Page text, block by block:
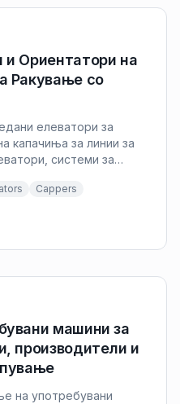
и Ориентатори на
Ракување со
елеватори за
капачиња за линии за
системи за
Cappers
машини за
производители и
на употребувани